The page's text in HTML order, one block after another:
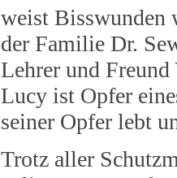
weist Bisswunden
der Familie Dr.
Lehrer und
Lucy ist Opfer
seiner Opfer lebt
Trotz aller